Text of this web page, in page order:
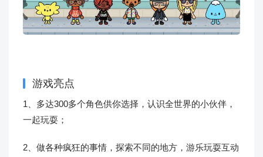
游戏亮点
1、多达300多个角色供你选择，认识全世界的小伙伴，
一起玩耍；
2、做各种疯狂的事情，探索不同的地方，游乐玩耍互动